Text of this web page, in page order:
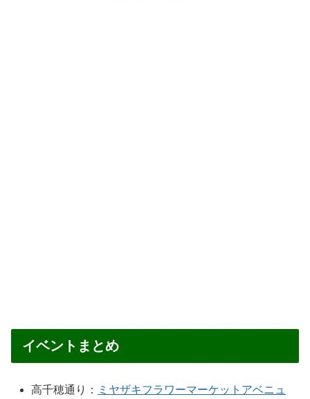
イベントまとめ
高千穂通り：
ミヤザキフラワーマーケットアベニュ